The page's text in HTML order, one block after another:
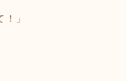
！」